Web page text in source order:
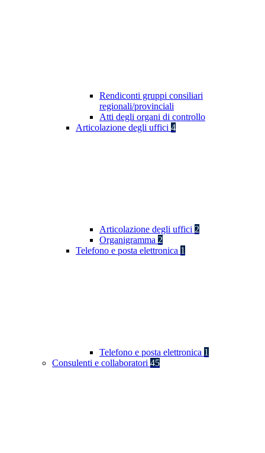
Rendiconti gruppi consiliari
regionali/provinciali
Atti degli organi di controllo
Articolazione degli uffici 4
Articolazione degli uffici 2
Organigramma 2
Telefono e posta elettronica 1
Telefono e posta elettronica 1
Consulenti e collaboratori 45